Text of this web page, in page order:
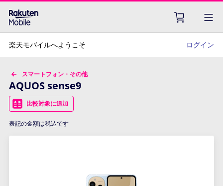
楽天モバイルへようこそ ログイン
スマートフォン・その他
AQUOS sense9
比較対象に追加
表記の金額は税込です